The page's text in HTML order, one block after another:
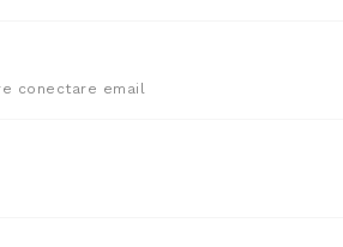
conectare email